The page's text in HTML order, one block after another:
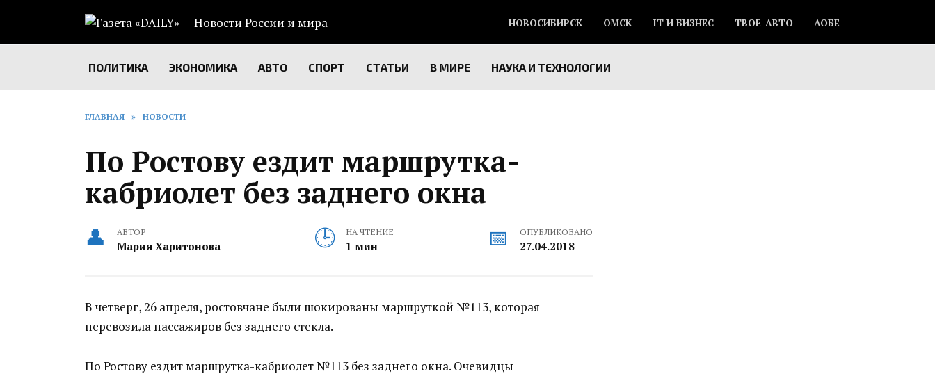
содержанию
НОВОСИБИРСК ОМСК IT И БИЗНЕС ТВОЕ-АВТО АОБЕ
ПОЛИТИКА ЭКОНОМИКА АВТО СПОРТ СТАТЬИ В МИРЕ НАУКА И ТЕХНОЛОГИИ
ГЛАВНАЯ » НОВОСТИ
По Ростову ездит маршрутка-
кабриолет без заднего окна
АВТОР
Мария Харитонова
НА ЧТЕНИЕ
1 мин
ОПУБЛИКОВАНО
27.04.2018
В четверг, 26 апреля, ростовчане были шокированы маршруткой №113, которая
перевозила пассажиров без заднего стекла.
По Ростову ездит маршрутка-кабриолет №113 без заднего окна. Очевидцы